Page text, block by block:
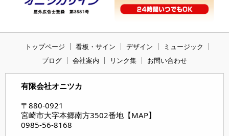
トップページ 看板・サイン デザイン
ミュージック
ブログ
会社案内 リンク集 お問い合わせ
有限会社オニツカ
〒880-0921
宮崎市大字本郷南方3502番地【MAP】
0985-56-8168